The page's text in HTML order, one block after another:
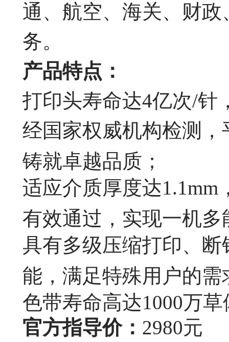
通、航空、海关、财
务。
产品特点：
打印头寿命达4亿次/针
经国家权威机构检测，
铸就卓越品质；
适应介质厚度达
有效通过，实现一机多
具有多级压缩打印、
能，满足特殊用户的需
色带寿命高达1000万
官方指导价： 2980元